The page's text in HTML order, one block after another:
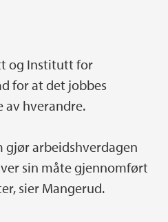
og Institutt for
for at det jobbes
av hverandre.
gjør arbeidshverdagen
sin måte gjennomført
sier Mangerud.